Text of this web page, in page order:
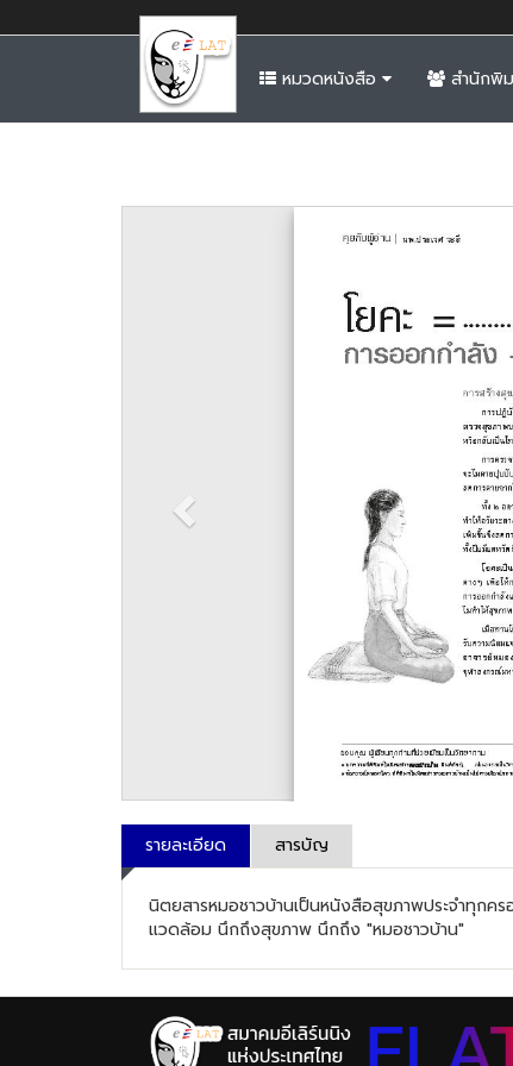
หมวดหนังสือ สำนักพิ
รายละเอียด สารบัญ
นิตยสารหมอชาวบ้านเป็นหนังสือสุขภาพประจำทุกค
แวดล้อม นึกถึงสุขภาพ นึกถึง "หมอชาวบ้าน"